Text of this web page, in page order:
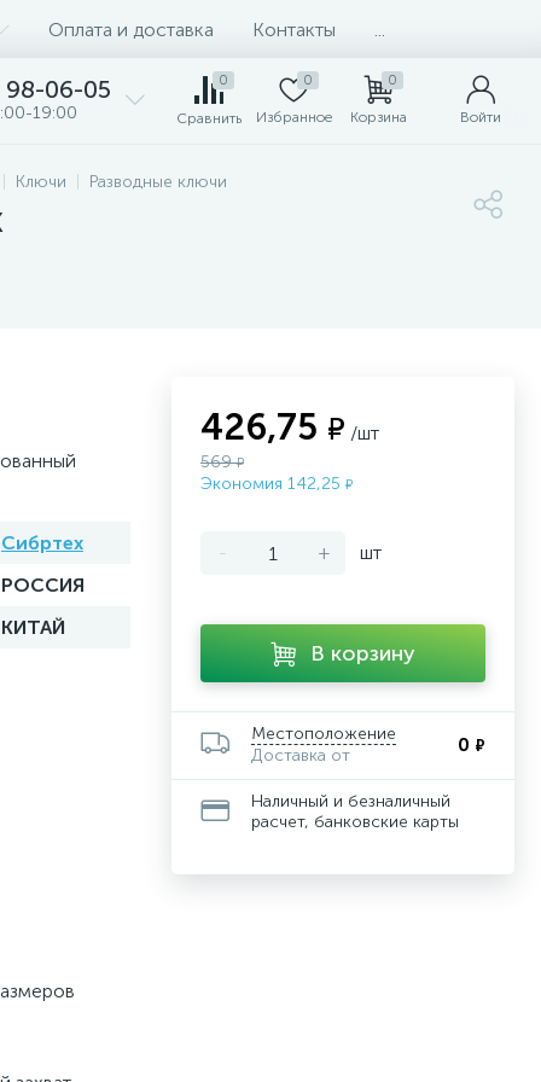
Оплата и доставка Контакты
98-06-05
19:00
0
Сравнить
0
Избранное
0
Корзина Войти
Ключи Разводные ключи
Сибртех
РОССИЯ
КИТАЙ
426,75 ₽ /шт
569₽
Экономия 142,25 ₽
- + шт
В корзину
Местоположение
Доставка от
0 ₽
Наличный и безналичный
расчет, банковские карты